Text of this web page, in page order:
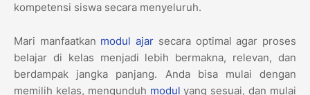
kompetensi siswa secara menyeluruh.
Mari manfaatkan modul ajar secara optimal agar proses
belajar di kelas menjadi lebih bermakna, relevan, dan
berdampak jangka panjang. Anda bisa mulai dengan
memilih kelas, mengunduh modul yang sesuai, dan mulai